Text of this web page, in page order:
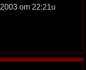
om 22:21u